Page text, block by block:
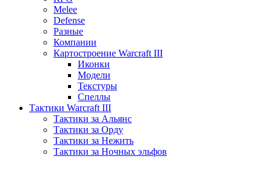
Melee
Defense
Разные
Компании
Картостроение Warcraft III
Иконки
Модели
Текстуры
Спеллы
Тактики Warcraft III
Тактики за Альянс
Тактики за Орду
Тактики за Нежить
Тактики за Ночных эльфов